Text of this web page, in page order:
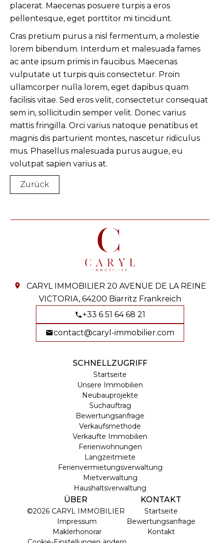
placerat. Maecenas posuere turpis a eros
pellentesque, eget porttitor mi tincidunt.
Cras pretium purus a nisl fermentum, a molestie
lorem bibendum. Interdum et malesuada fames
ac ante ipsum primis in faucibus. Maecenas
vulputate ut turpis quis consectetur. Proin
ullamcorper nulla lorem, eget dapibus quam
facilisis vitae. Sed eros velit, consectetur consequat
sem in, sollicitudin semper velit. Donec varius
mattis fringilla. Orci varius natoque penatibus et
magnis dis parturient montes, nascetur ridiculus
mus. Phasellus malesuada purus augue, eu
volutpat sapien varius at.
Zurück
CARYL IMMOBILIER 20 AVENUE DE LA REINE
VICTORIA, 64200 Biarritz Frankreich
+33 6 51 64 68 21
contact@caryl-immobilier.com
SCHNELLZUGRIFF
Startseite
Unsere Immobilien
Neubauprojekte
Suchauftrag
Bewertungsanfrage
Verkaufsmethode
Verkaufte Immobilien
Ferienwohnungen
Langzeitmiete
Ferienvermietungsverwaltung
Mietverwaltung
Haushaltsverwaltung
ÜBER
©2026 CARYL IMMOBILIER
Impressum
Maklerhonorar
KONTAKT
Startseite
Bewertungsanfrage
Kontakt